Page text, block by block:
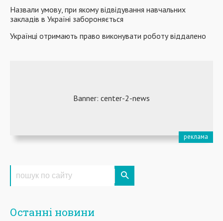
Назвали умову, при якому відвідування навчальних
закладів в Україні забороняється
Українці отримають право виконувати роботу віддалено
Останні новини